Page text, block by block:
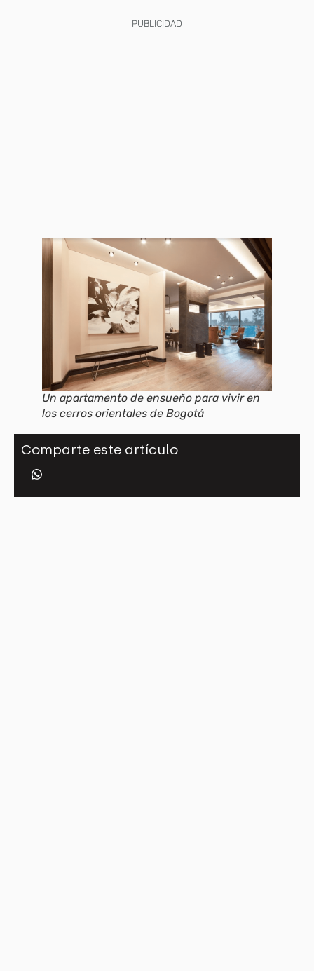
PUBLICIDAD
Un apartamento de ensueño para vivir en
los cerros orientales de Bogotá
Comparte este artículo